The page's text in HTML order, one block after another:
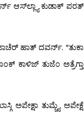
ಆಸ್‍ಲ್ಲ್ಯಾ ಕುಡಾಕ್ ಪರತ್
ಹಾತ್ ದವರ್ನ್. “ತುಕಾ
ಕಾಳಿಜ್ ತುಜೆಂ ಅತ್ರೆಗ್ತಾ
ಅಪೇಕ್ಷಾ ತುಮ್ಚ್ಯೆ ಅಪೇಕ್ಷೆ